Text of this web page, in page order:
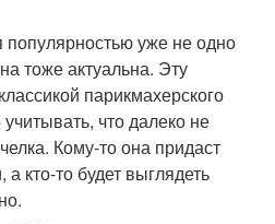
популярностью уже не одно
тоже актуальна. Эту
парикмахерского
что далеко не
Кому-то она придаст
кто-то будет выглядеть